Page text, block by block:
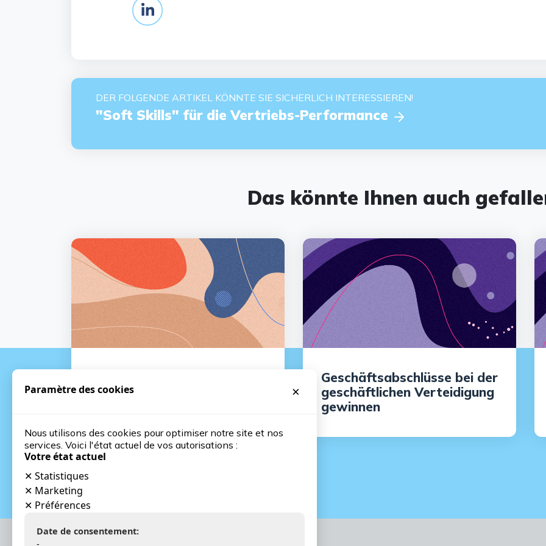
DER FOLGENDE ARTIKEL KÖNNTE SIE SICHERLICH INTERESSIEREN!
"Soft Skills" für die Vertriebs-Performance
Das könnte Ihnen auch
aktionsplan ein kompass fur
Geschäftsabschlüsse bei der
geschäftlichen Verteidigung
gewinnen
Paramètre des cookies ×
Nous utilisons des cookies pour optimiser notre site et nos
services. Voici l'état actuel de vos autorisations :
Votre état actuel
✕ Statistiques
✕ Marketing
✕ Préférences
Date de consentement: